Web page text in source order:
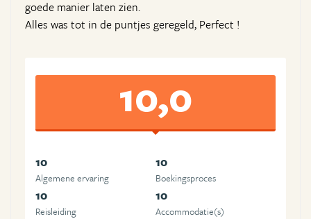
goede manier laten zien.
Alles was tot in de puntjes geregeld, Perfect !
10,0
10
Algemene ervaring
10
Boekingsproces
10
Reisleiding
10
Accommodatie(s)